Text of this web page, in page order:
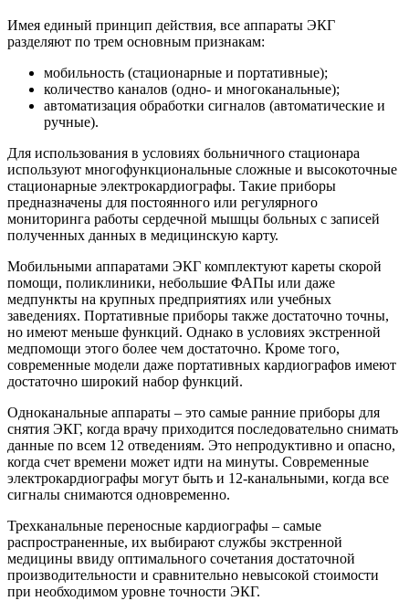
Имея единый принцип действия, все аппараты ЭКГ
разделяют по трем основным признакам:
мобильность (стационарные и портативные);
количество каналов (одно- и многоканальные);
автоматизация обработки сигналов (автоматические и
ручные).
Для использования в условиях больничного стационара
используют многофункциональные сложные и высокоточные
стационарные электрокардиографы. Такие приборы
предназначены для постоянного или регулярного
мониторинга работы сердечной мышцы больных с записей
полученных данных в медицинскую карту.
Мобильными аппаратами ЭКГ комплектуют кареты скорой
помощи, поликлиники, небольшие ФАПы или даже
медпункты на крупных предприятиях или учебных
заведениях. Портативные приборы также достаточно точны,
но имеют меньше функций. Однако в условиях экстренной
медпомощи этого более чем достаточно. Кроме того,
современные модели даже портативных кардиографов имеют
достаточно широкий набор функций.
Одноканальные аппараты – это самые ранние приборы для
снятия ЭКГ, когда врачу приходится последовательно снимать
данные по всем 12 отведениям. Это непродуктивно и опасно,
когда счет времени может идти на минуты. Современные
электрокардиографы могут быть и 12-канальными, когда все
сигналы снимаются одновременно.
Трехканальные переносные кардиографы – самые
распространенные, их выбирают службы экстренной
медицины ввиду оптимального сочетания достаточной
производительности и сравнительно невысокой стоимости
при необходимом уровне точности ЭКГ.